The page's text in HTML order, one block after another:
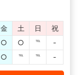
金 土 日
祝
○ ○ ℡
-
○ ℡ ℡ -